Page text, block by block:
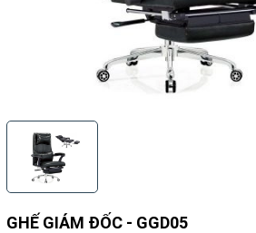
GHẾ GIÁM ĐỐC - GGD05